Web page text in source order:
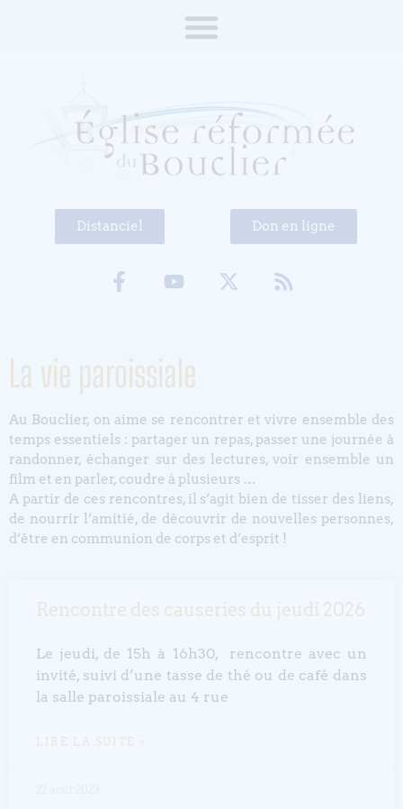
Distanciel Don en ligne
La vie paroissiale
Au Bouclier, on aime se rencontrer et vivre ensemble des
temps essentiels : partager un repas, passer une journée à
randonner, échanger sur des lectures, voir ensemble un
film et en parler, coudre à plusieurs …
A partir de ces rencontres, il s’agit bien de tisser des liens,
de nourrir l’amitié, de découvrir de nouvelles personnes,
d’être en communion de corps et d’esprit !
Rencontre des causeries du jeudi 2026
Le jeudi, de 15h à 16h30, rencontre avec un
invité, suivi d’une tasse de thé ou de café dans
la salle paroissiale au 4 rue
LIRE LA SUITE »